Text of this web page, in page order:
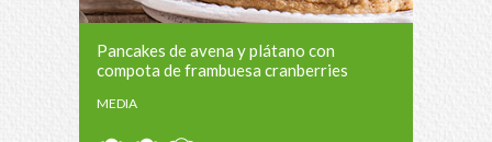
Pancakes de avena y plátano con
compota de frambuesa cranberries
MEDIA